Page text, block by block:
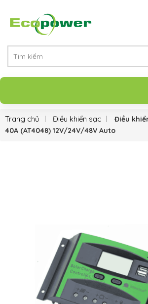
Trang chủ Điều khiển sạc
Điều
40A (AT4048) 12V/24V/48V Auto